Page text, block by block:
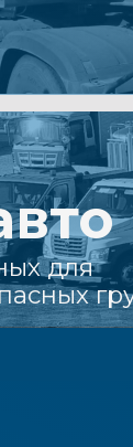
для
грузов